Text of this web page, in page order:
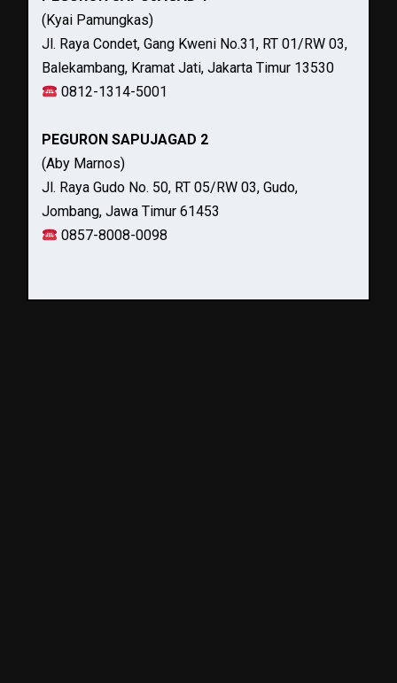
(Kyai Pamungkas)
Jl. Raya Condet, Gang Kweni No.31, RT 01/RW 03,
Balekambang, Kramat Jati, Jakarta Timur 13530
0812-1314-5001
PEGURON SAPUJAGAD 2
(Aby Marnos)
Jl. Raya Gudo No. 50, RT 05/RW 03, Gudo,
Jombang, Jawa Timur 61453
0857-8008-0098